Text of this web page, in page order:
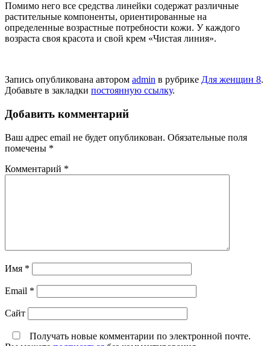
Помимо него все средства линейки со­держат различные
растительные ком­поненты, ориентирован­ные на
определенные возрастные потребности кожи. У каждого
возрас­та своя красота и свой крем «Чистая линия».
Запись опубликована автором admin в рубрике Для женщин 8.
Добавьте в закладки постоянную ссылку.
Добавить комментарий
Ваш адрес email не будет опубликован. Обязательные поля
помечены *
Комментарий *
Имя *
Email *
Сайт
Получать новые комментарии по электронной почте.